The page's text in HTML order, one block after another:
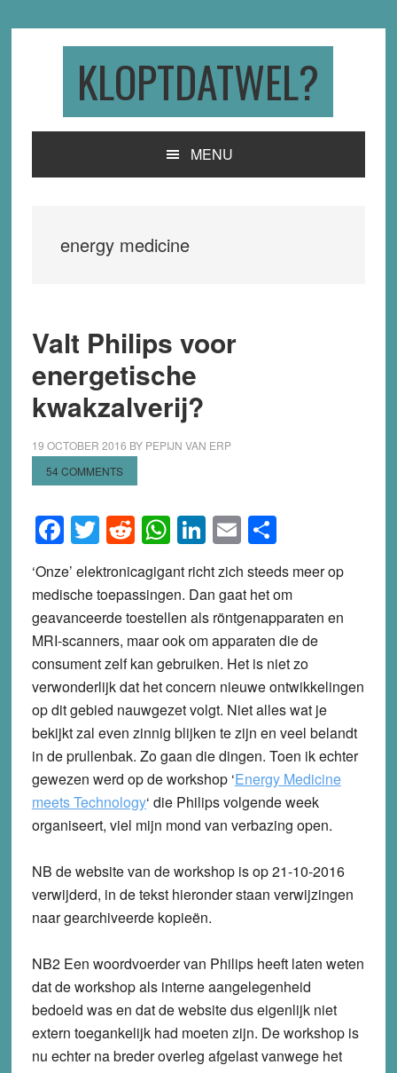
KLOPTDATWEL?
MENU
energy medicine
Valt Philips voor
energetische
kwakzalverij?
19 OCTOBER 2016 BY PEPIJN VAN ERP
54 COMMENTS
Facebook
Twitter
Reddit
WhatsApp
LinkedIn
EmailShare
‘Onze’ elektronicagigant richt zich steeds meer op
medische toepassingen. Dan gaat het om
geavanceerde toestellen als röntgenapparaten en
MRI-scanners, maar ook om apparaten die de
consument zelf kan gebruiken. Het is niet zo
verwonderlijk dat het concern nieuwe ontwikkelingen
op dit gebied nauwgezet volgt. Niet alles wat je
bekijkt zal even zinnig blijken te zijn en veel belandt
in de prullenbak. Zo gaan die dingen. Toen ik echter
gewezen werd op de workshop ‘Energy Medicine
meets Technology‘ die Philips volgende week
organiseert, viel mijn mond van verbazing open.
NB de website van de workshop is op 21-10-2016
verwijderd, in de tekst hieronder staan verwijzingen
naar gearchiveerde kopieën.
NB2 Een woordvoerder van Philips heeft laten weten
dat de workshop als interne aangelegenheid
bedoeld was en dat de website dus eigenlijk niet
extern toegankelijk had moeten zijn. De workshop is
nu echter na breder overleg afgelast vanwege het